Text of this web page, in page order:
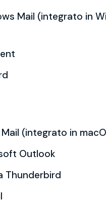
Mail (integrato in
(integrato in
Outlook
Thunderbird